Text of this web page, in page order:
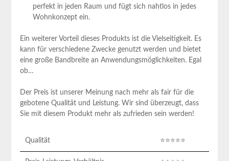
perfekt in jeden Raum und fügt sich nahtlos in jedes
Wohnkonzept ein.
Ein weiterer Vorteil dieses Produkts ist die Vielseitigkeit. Es
kann für verschiedene Zwecke genutzt werden und bietet
eine große Bandbreite ⁢an Anwendungsmöglichkeiten. Egal
ob…
Der Preis ist⁢ unserer Meinung nach mehr als fair für die
gebotene Qualität und Leistung. Wir sind überzeugt, dass
Sie​ mit‍ diesem Produkt mehr als ⁢zufrieden sein⁣ werden!
Qualität ⭐️⭐️⭐️⭐️⭐️